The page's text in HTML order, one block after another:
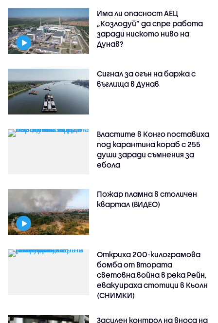
Има ли опасност АЕЦ
„Козлодуй” да спре работа
заради ниското ниво на
Дунав?
Сигнал за огън на баржа с
въглища в Дунав
Властите в Конго поставиха
под карантина кораб с 255
души заради съмнения за
ебола
Пожар пламна в столичен
квартал (ВИДЕО)
Откриха 200-килограмова
бомба от Втората
световна война в река Рейн,
евакуираха стотици в Кьолн
(СНИМКИ)
Засилен контрол на вноса на